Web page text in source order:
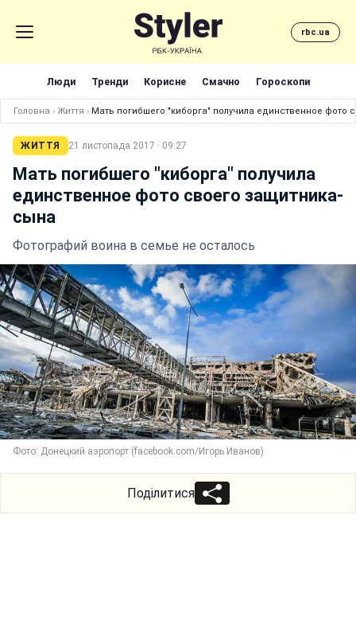
rbc.ua
Люди Тренди Корисне Смачно Гороскопи
Головна › Життя › Мать погибшего "киборга" получила единственное фото
ЖИТТЯ 21 листопада 2017 · 09:27
Мать погибшего "киборга" получила
единственное фото своего защитника-
сына
Фотографий воина в семье не осталось
Фото: Донецкий аэропорт (facebook.com/Игорь Иванов)
Поділитися